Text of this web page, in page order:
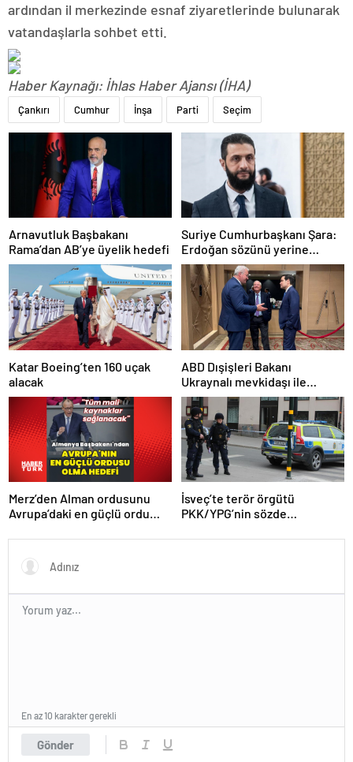
ardından il merkezinde esnaf ziyaretlerinde bulunarak
vatandaşlarla sohbet etti.
Haber Kaynağı: İhlas Haber Ajansı (İHA)
Çankırı Cumhur İnşa Parti Seçim
Arnavutluk Başbakanı
Rama’dan AB’ye üyelik hedefi
Suriye Cumhurbaşkanı Şara:
Erdoğan sözünü yerine
getirdi. Trump’a da çok
teşekkür ederim
Katar Boeing’ten 160 uçak
alacak
ABD Dışişleri Bakanı
Ukraynalı mevkidaşı ile
görüştü
Merz’den Alman ordusunu
Avrupa’daki en güçlü ordu
İsveç’te terör örgütü
PKK/YPG’nin sözde
Gönder
En az 10 karakter gerekli